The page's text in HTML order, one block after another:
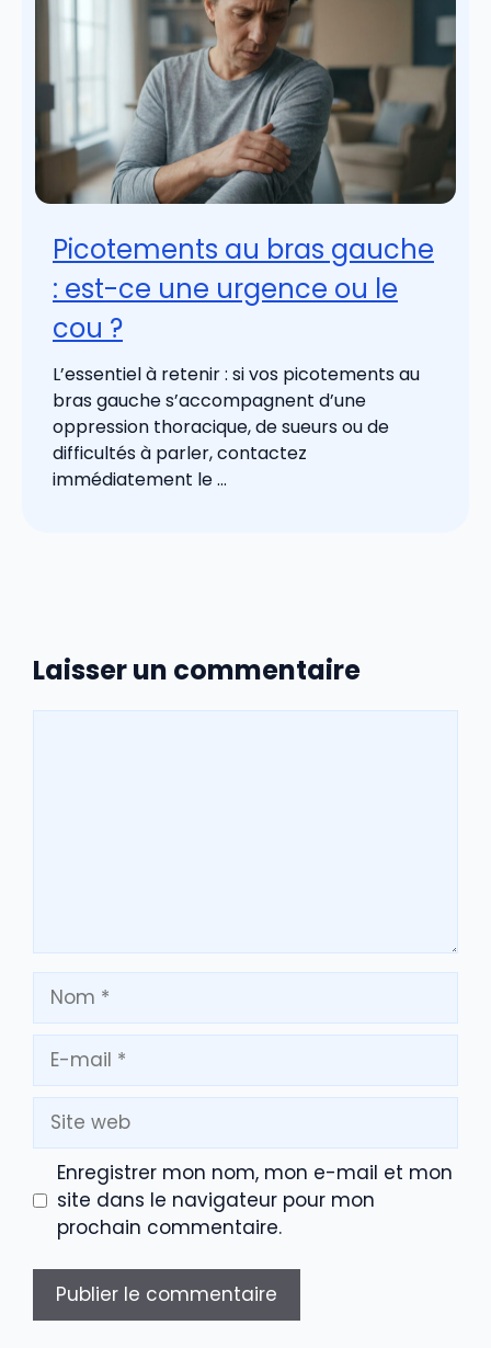
Picotements au bras gauche
: est-ce une urgence ou le
cou ?
L’essentiel à retenir : si vos picotements au
bras gauche s’accompagnent d’une
oppression thoracique, de sueurs ou de
difficultés à parler, contactez
immédiatement le ...
Laisser un commentaire
Nom
mail
Site
web
Enregistrer mon nom, mon e-mail et mon
site dans le navigateur pour mon
prochain commentaire.